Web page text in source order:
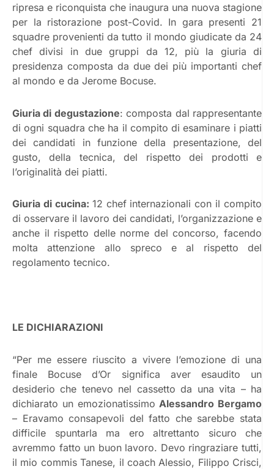
ripresa e riconquista che inaugura una nuova stagione
per la ristorazione post-Covid. In gara presenti 21
squadre provenienti da tutto il mondo giudicate da 24
chef divisi in due gruppi da 12, più la giuria di
presidenza composta da due dei più importanti chef
al mondo e da Jerome Bocuse.
Giuria di degustazione: composta dal rappresentante
di ogni squadra che ha il compito di esaminare i piatti
dei candidati in funzione della presentazione, del
gusto, della tecnica, del rispetto dei prodotti e
l’originalità dei piatti.
Giuria di cucina: 12 chef internazionali con il compito
di osservare il lavoro dei candidati, l’organizzazione e
anche il rispetto delle norme del concorso, facendo
molta attenzione allo spreco e al rispetto del
regolamento tecnico.
LE DICHIARAZIONI
“Per me essere riuscito a vivere l’emozione di una
finale Bocuse d’Or significa aver esaudito un
desiderio che tenevo nel cassetto da una vita – ha
dichiarato un emozionatissimo Alessandro Bergamo
– Eravamo consapevoli del fatto che sarebbe stata
difficile spuntarla ma ero altrettanto sicuro che
avremmo fatto un buon lavoro. Devo ringraziare tutti,
il mio commis Tanese, il coach Alessio, Filippo Crisci,